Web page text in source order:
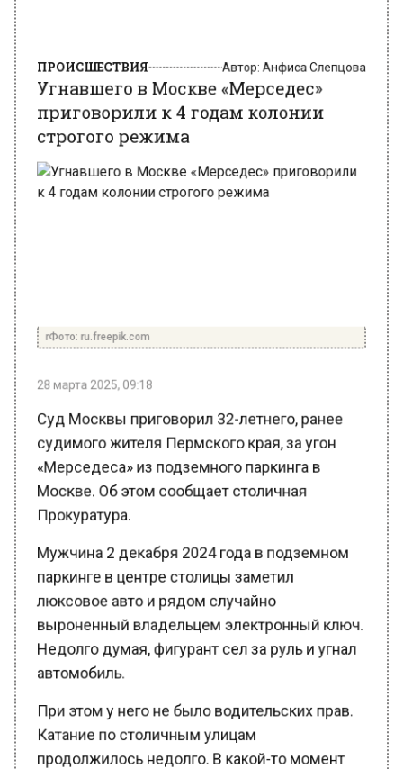
приговорили к 4 годам колонии
строгого режима
судимого жителя Пермского края, за угон
«Мерседеса» из подземного паркинга в
Москве. Об этом сообщает столичная
Прокуратура.
Мужчина 2 декабря 2024 года в подземном
паркинге в центре столицы заметил
люксовое авто и рядом случайно
выроненный владельцем электронный ключ.
Недолго думая, фигурант сел за руль и угнал
автомобиль.
При этом у него не было водительских прав.
Катание по столичным улицам
продолжилось недолго. В какой-то момент